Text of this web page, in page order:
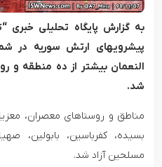
به گزارش پایگاه تحلیلی خبری
پیشرویهای ارتش سوریه در
النعمان بیشتر از ده منطقه و
شد.
مناطق و روستاهای معصران،
بسیده، کفرباسین، بابولین،
مسلحین آزاد شد.